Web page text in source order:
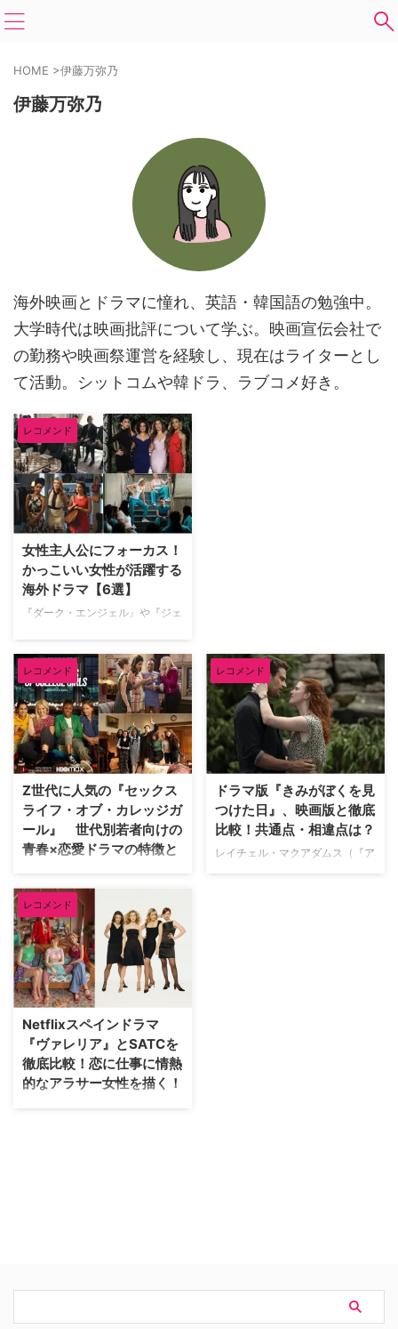
HOME >伊藤万弥乃
伊藤万弥乃
海外映画とドラマに憧れ、英語・韓国語の勉強中。
大学時代は映画批評について学ぶ。映画宣伝会社で
の勤務や映画祭運営を経験し、現在はライターとし
て活動。シットコムや韓ドラ、ラブコメ好き。
レコメンド
女性主人公にフォーカス！
かっこいい女性が活躍する
海外ドラマ【6選】
『ダーク・エンジェル』や『ジェ
かな強い女性たちが登場する『デ
スパレートな妻たち』や『SEX
AND THE CITY』など、海外ドラ
マを見るときの一つに魅力的な女
性主人公たちの存在があるだろ
う。 そこで今回は、様々なジャ
ンルからかっこいい女性が活躍す
るおすすめ作品をご紹介。次に見
るドラマの参考にしてほしい。
女性主人公ドラマはここがいい！
女性が主人公の物語と聞くと、美
した恋愛と仕事模様を映した物語
をイメージするだろ …
レコメンド
Z世代に人気の『セックス
ライフ・オブ・カレッジガ
ール』 世代別若者向けの
青春×恋愛ドラマの特徴と
海外の青春ドラマといえば、どん
な作品を思い浮かべるだろう
か？ かつてはキラキラとした憧
れの的のようなものだったが、今
は「共感性」のあるドラマが人気
を集めている。 好まれる青春ド
ラマが変わってきている 2000年
代の青春ドラマというと、6シー
ズン続きリブート版も制作された
『ゴシップガール』が代表的だ。
ニューヨークという世界経済の中
心の街で、常に高価なものを身に
レコメンド
ドラマ版『きみがぼくを見
つけた日』、映画版と徹底
比較！共通点・相違点は？
レイチェル・マクアダムス（『ア
レコメンド
Netflixスペインドラマ
『ヴァレリア』とSATCを
徹底比較！恋に仕事に情熱
的なアラサー女性を描く！
Netflixでシーズン2までが配信中